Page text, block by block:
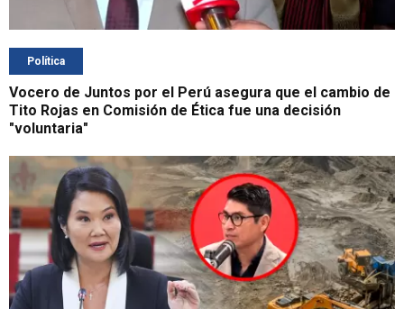
Política
Vocero de Juntos por el Perú asegura que el cambio de
Tito Rojas en Comisión de Ética fue una decisión
"voluntaria"